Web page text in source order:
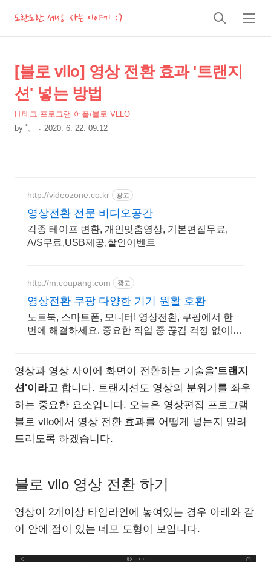
도란도란 세상 사는 이야기 :)
검
메
상
세
컨
텐
츠
본
문
제
목
[블로 vllo] 영상 전환 효과 '트랜지
션' 넣는 방법
IT테크 프로그램 어플/블로 VLLO
by ˚。 2020. 6. 22. 09:12
http://videozone.co.kr 광고
영상전환 전문 비디오공간
각종 테이프 변환, 개인맞춤영상, 기본편집무료,
A/S무료,USB제공,할인이벤트
http://m.coupang.com 광고
영상전환 쿠팡 다양한 기기 원활 호환
노트북, 스마트폰, 모니터! 영상전환, 쿠팡에서 한
번에 해결하세요. 중요한 작업 중 끊김 걱정 없이!
영상과 영상 사이에 화면이 전환하는 기술을'트랜지
션'이라고 합니다. 트랜지션도 영상의 분위기를 좌우
하는 중요한 요소입니다. 오늘은 영상편집 프로그램
블로 vllo에서 영상 전환 효과를 어떻게 넣는지 알려
드리도록 하겠습니다.
블로 vllo 영상 전환 하기
영상이 2개이상 타임라인에 놓여있는 경우 아래와 같
이 안에 점이 있는 네모 도형이 보입니다.